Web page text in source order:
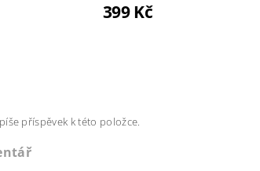
399 Kč
příspěvek k této položce.